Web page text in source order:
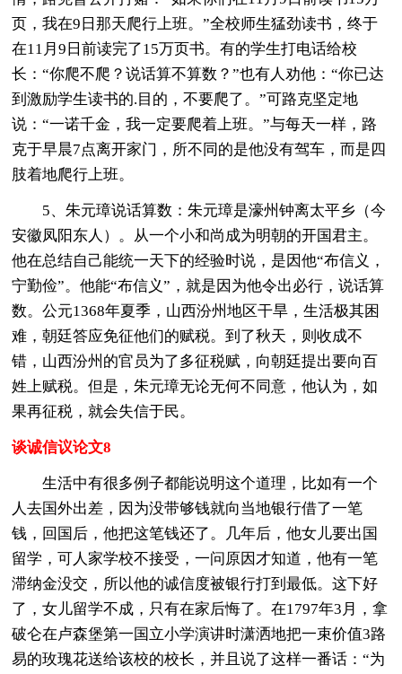
页，我在9日那天爬行上班。”全校师生猛劲读书，终于
在11月9日前读完了15万页书。有的学生打电话给校
长：“你爬不爬？说话算不算数？”也有人劝他：“你已达
到激励学生读书的.目的，不要爬了。”可路克坚定地
说：“一诺千金，我一定要爬着上班。”与每天一样，路
克于早晨7点离开家门，所不同的是他没有驾车，而是四
肢着地爬行上班。
5、朱元璋说话算数：朱元璋是濠州钟离太平乡（今
安徽凤阳东人）。从一个小和尚成为明朝的开国君主。
他在总结自己能统一天下的经验时说，是因他“布信义，
宁勤俭”。他能“布信义”，就是因为他令出必行，说话算
数。公元1368年夏季，山西汾州地区干旱，生活极其困
难，朝廷答应免征他们的赋税。到了秋天，则收成不
错，山西汾州的官员为了多征税赋，向朝廷提出要向百
姓上赋税。但是，朱元璋无论无何不同意，他认为，如
果再征税，就会失信于民。
谈诚信议论文8
生活中有很多例子都能说明这个道理，比如有一个
人去国外出差，因为没带够钱就向当地银行借了一笔
钱，回国后，他把这笔钱还了。几年后，他女儿要出国
留学，可人家学校不接受，一问原因才知道，他有一笔
滞纳金没交，所以他的诚信度被银行打到最低。这下好
了，女儿留学不成，只有在家后悔了。在1797年3月，拿
破仑在卢森堡第一国立小学演讲时潇洒地把一束价值3路
易的玫瑰花送给该校的校长，并且说了这样一番话：“为